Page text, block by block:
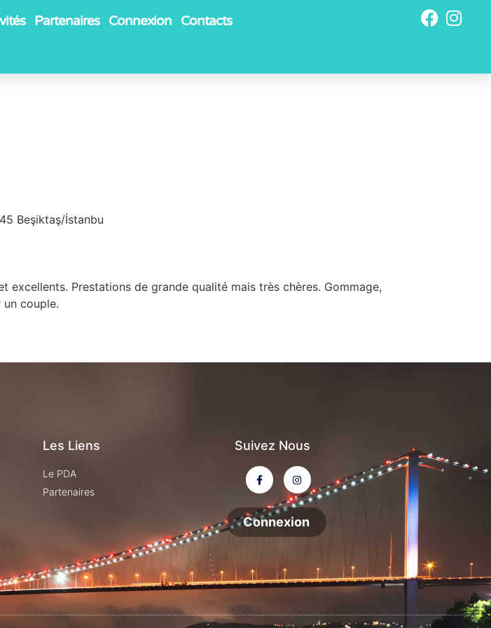
Partenaires Connexion Contacts
Beşiktaş/İstanbu
excellents. Prestations de grande qualité mais très chères. Gommage,
un couple.
Les Liens
Le PDA
Partenaires
Suivez Nous
Connexion